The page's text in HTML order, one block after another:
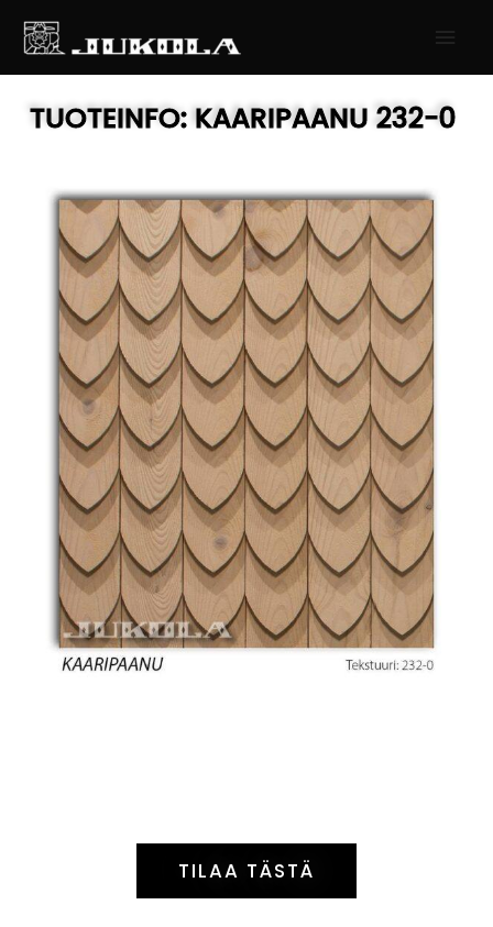
SISÄLTÖÖN
TUOTEINFO:KAARIPAANU 232-0
TILAA TÄSTÄ